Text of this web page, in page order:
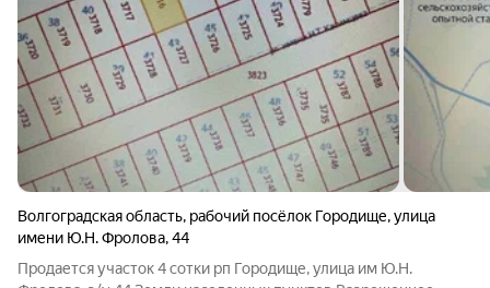
Волгоградская область, рабочий посёлок Городище,улица
имени Ю.Н. Фролова,44
Продается участок 4 сотки рп Городище, улица им Ю.Н.